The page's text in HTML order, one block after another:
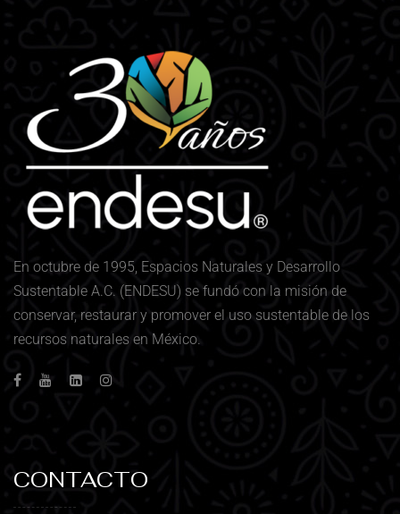
En octubre de 1995, Espacios Naturales y Desarrollo
Sustentable A.C. (ENDESU) se fundó con la misión de
conservar, restaurar y promover el uso sustentable de los
recursos naturales en México.
CONTACTO